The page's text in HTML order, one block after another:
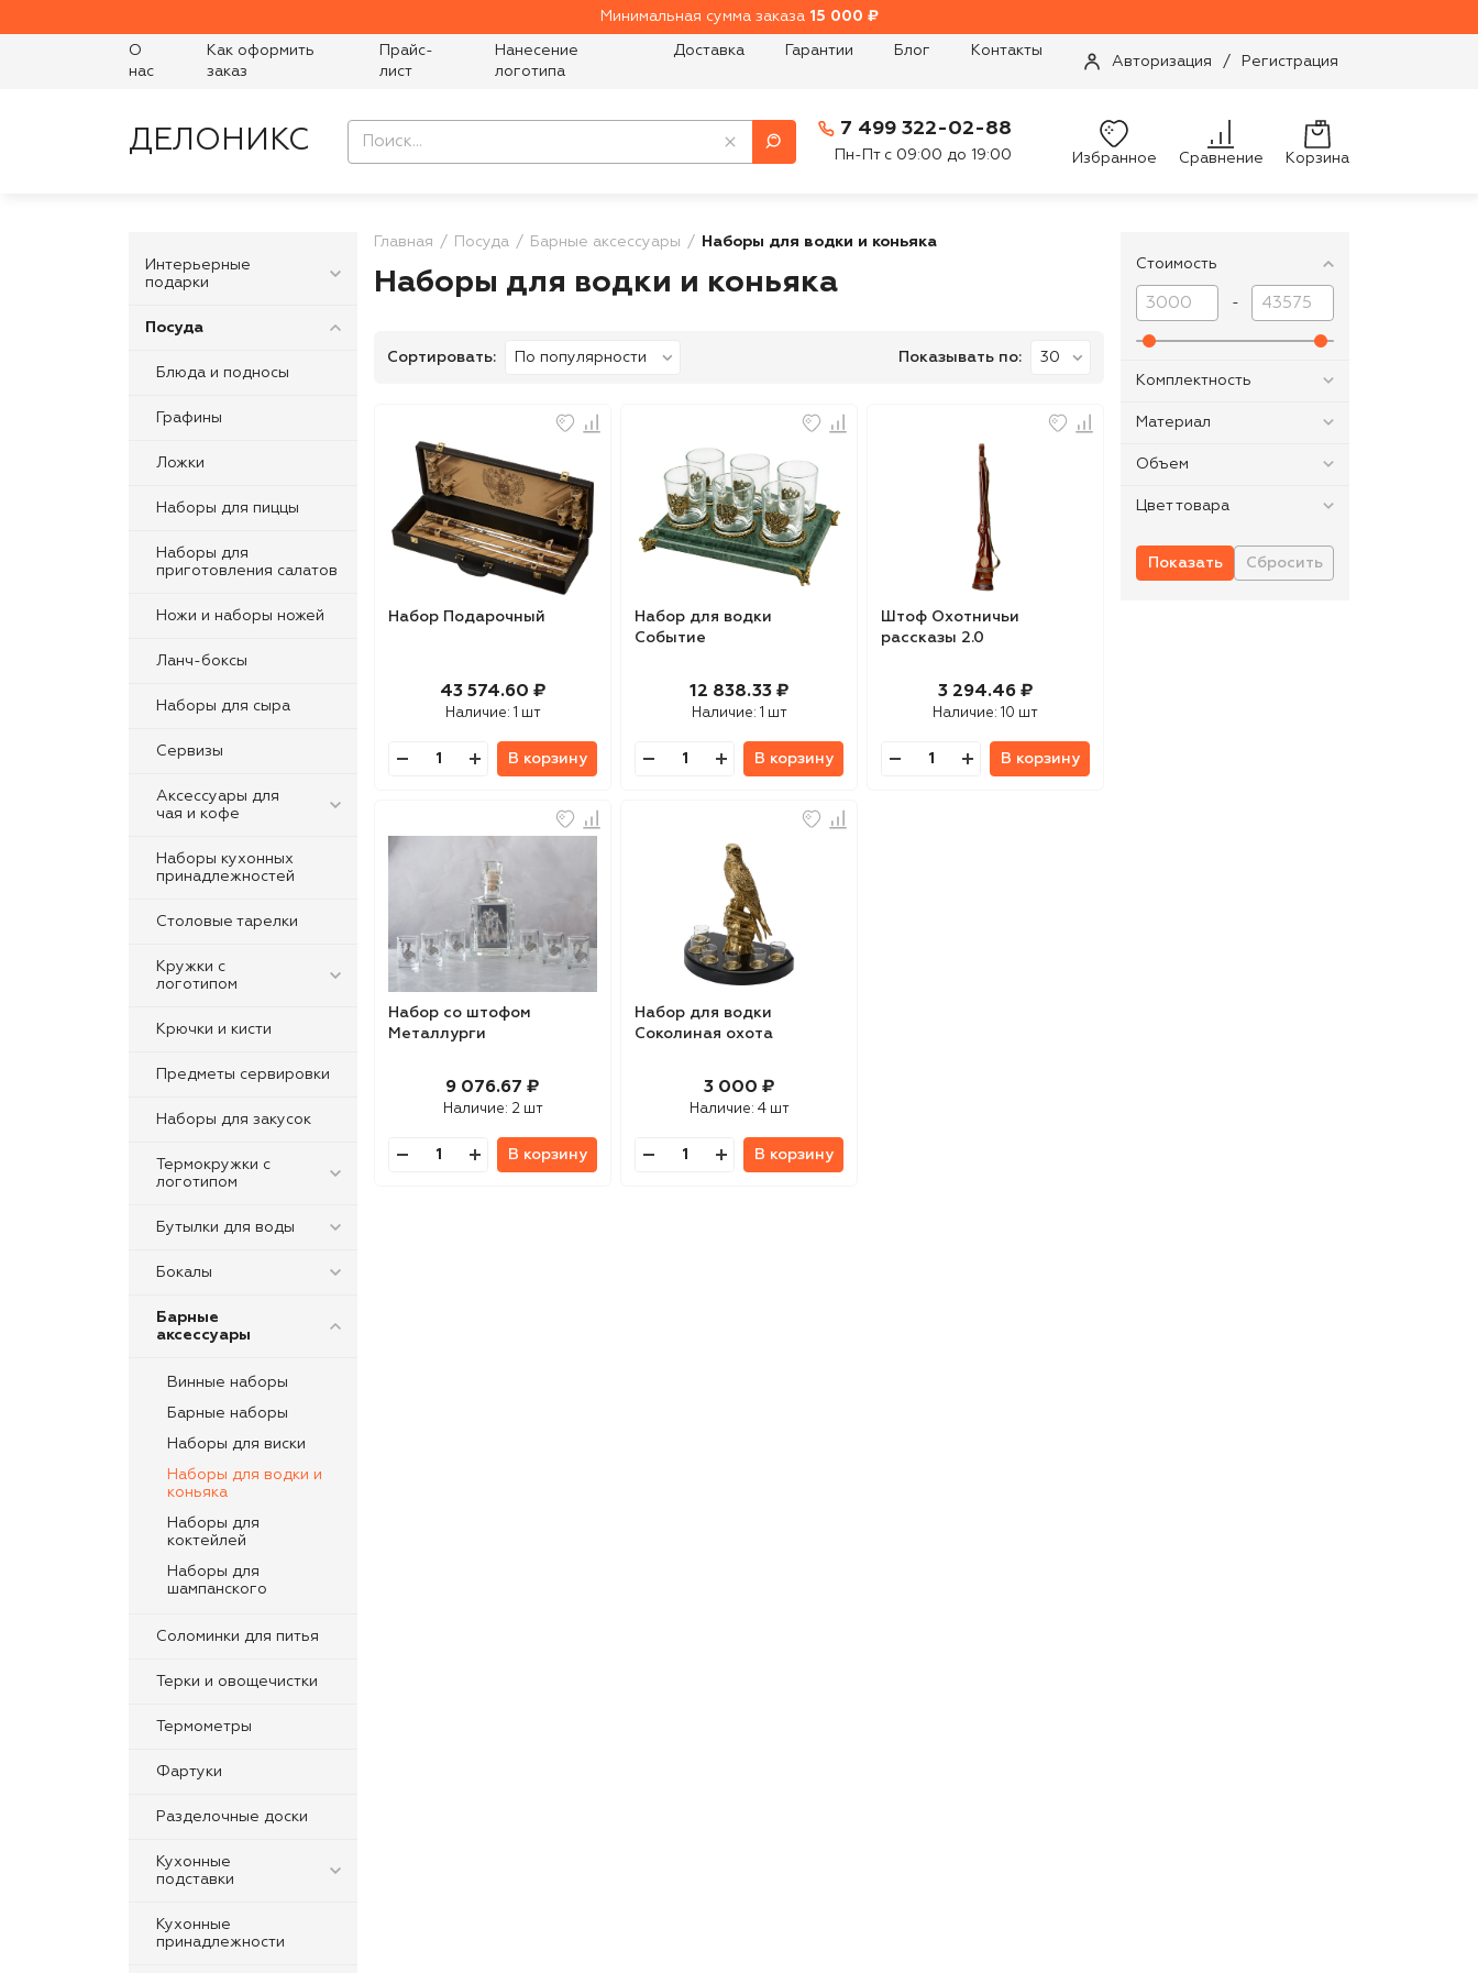
Минимальная сумма заказа 15 000 ₽
О
нас
Как оформить
заказ
Прайс-
лист
Нанесение
логотипа
Доставка Гарантии Блог Контакты
Авторизация / Регистрация
ДЕЛОНИКС 7 499 322-02-88
Пн-Пт с 09:00 до 19:00 Избранное Сравнение Корзина
Интерьерные
подарки
Посуда
Блюда и подносы
Графины
Ложки
Наборы для пиццы
Наборы для
приготовления салатов
Ножи и наборы ножей
Ланч-боксы
Наборы для сыра
Сервизы
Аксессуары для
чая и кофе
Наборы кухонных
принадлежностей
Столовые тарелки
Кружки с
логотипом
Крючки и кисти
Предметы сервировки
Наборы для закусок
Термокружки с
логотипом
Бутылки для воды
Бокалы
Барные
аксессуары
Винные наборы
Барные наборы
Наборы для виски
Наборы для водки и
коньяка
Наборы для
коктейлей
Наборы для
шампанского
Соломинки для питья
Терки и овощечистки
Термометры
Фартуки
Разделочные доски
Кухонные
подставки
Кухонные
принадлежности
Главная Посуда Барные аксессуары Наборы для водки и коньяка
Наборы для водки и коньяка
Сортировать: Показывать по:
Набор Подарочный
43 574.60 ₽
Наличие: 1 шт
В корзину
Набор для водки
Событие
12 838.33 ₽
Наличие: 1 шт
В корзину
Штоф Охотничьи
рассказы 2.0
3 294.46 ₽
Наличие: 10 шт
В корзину
Набор со штофом
Металлурги
9 076.67 ₽
Наличие: 2 шт
В корзину
Набор для водки
Соколиная охота
3 000 ₽
Наличие: 4 шт
В корзину
Стоимость
-
Комплектность
Материал
Объем
Цвет товара